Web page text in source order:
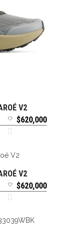
V2
$620,000
V2
$620,000